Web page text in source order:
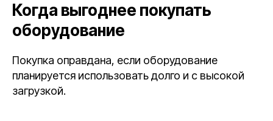
Когда выгоднее покупать
оборудование
Покупка оправдана, если оборудование
планируется использовать долго и с высокой
загрузкой.